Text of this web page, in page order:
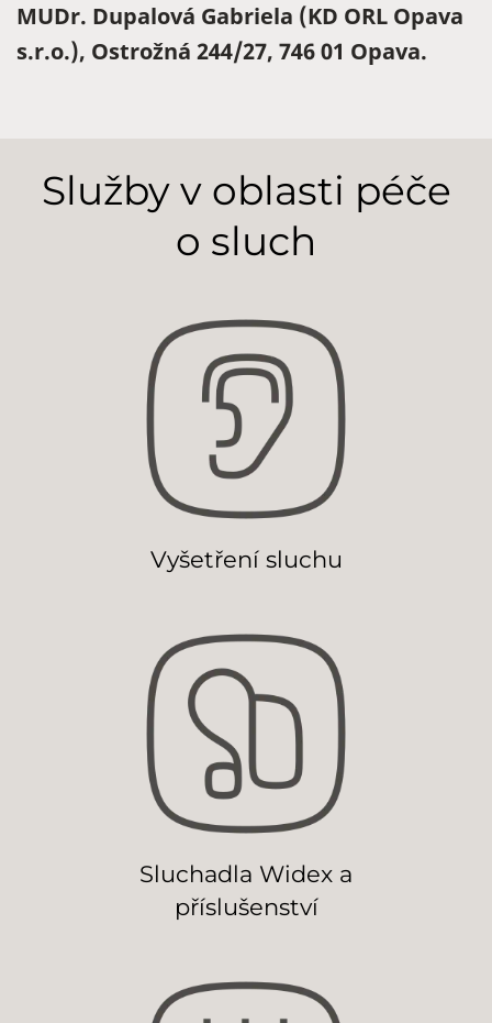
MUDr. Dupalová Gabriela (KD ORL Opava
s.r.o.), Ostrožná 244/27, 746 01 Opava.
Služby v oblasti péče
o sluch
Vyšetření sluchu
Sluchadla Widex a
příslušenství